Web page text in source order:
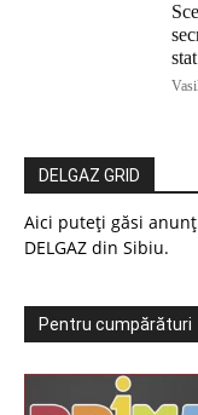
DELGAZ GRID
Aici puteți găsi
DELGAZ din Sibiu.
Pentru cumpărături